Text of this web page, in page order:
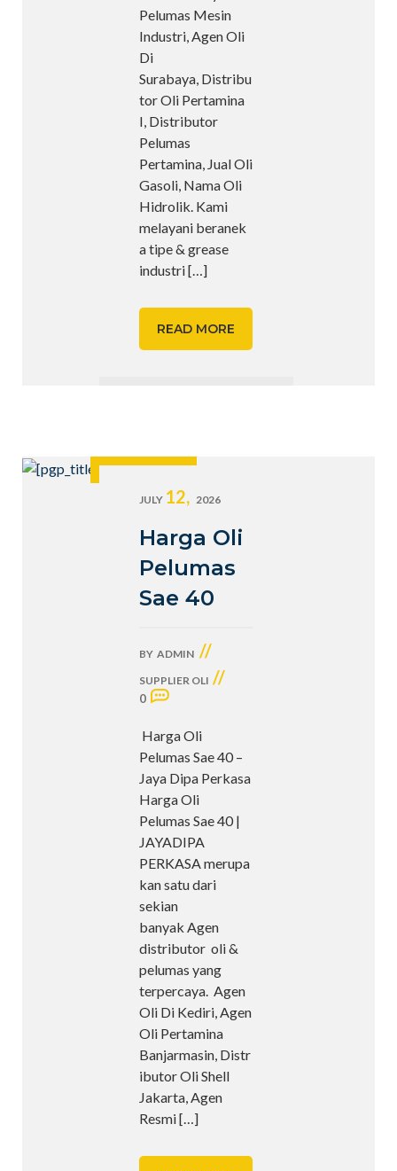
Pelumas Mesin
Industri, Agen Oli
Di
Surabaya, Distribu
tor Oli Pertamina
I, Distributor
Pelumas
Pertamina, Jual Oli
Gasoli, Nama Oli
Hidrolik. Kami
melayani beranek
a tipe & grease
industri[…]
READ MORE
JULY 12, 2026
Harga Oli
Pelumas
Sae 40
BY ADMIN //
SUPPLIER OLI //
0
Harga Oli
Pelumas Sae 40 –
Jaya Dipa Perkasa
Harga Oli
Pelumas Sae 40 |
JAYADIPA
PERKASA merupa
kan satu dari
sekian
banyak Agen
distributor oli &
pelumas yang
terpercaya. Agen
Oli Di Kediri, Agen
Oli Pertamina
Banjarmasin, Distr
ibutor Oli Shell
Jakarta, Agen
Resmi[…]